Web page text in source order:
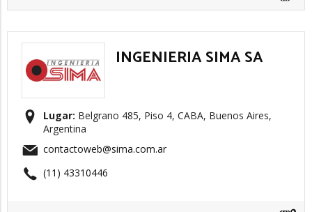
INGENIERIA SIMA SA
Lugar: Belgrano 485, Piso 4, CABA, Buenos Aires,
Argentina
contactoweb@sima.com.ar
(11) 43310446